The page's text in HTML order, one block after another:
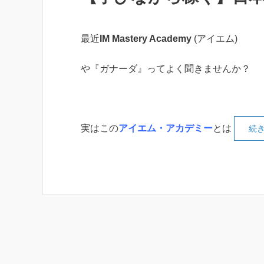
最近 IM Mastery Academy (アイエム)
や『ガナーダ』ってよく聞きませんか？
実はこのアイエム・アカデミーとは 続